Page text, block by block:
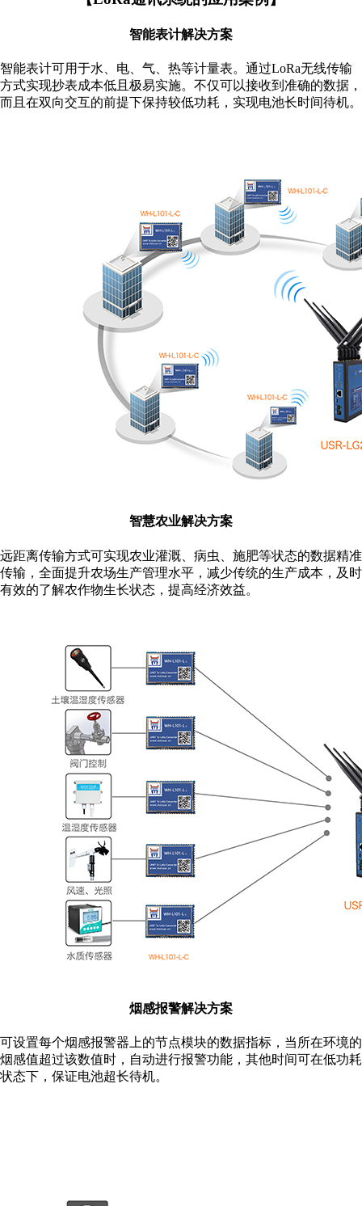
智能表计解决方案
智能表计可用于水、电、气、热等计量表。通过LoRa无线传输
方式实现抄表成本低且极易实施。不仅可以接收到准确的数据，
而且在双向交互的前提下保持较低功耗，实现电池长时间待机。
智慧农业解决方案
远距离传输方式可实现农业灌溉、病虫、施肥等状态的数据精准
传输，全面提升农场生产管理水平，减少传统的生产成本，及时
有效的了解农作物生长状态，提高经济效益。
烟感报警解决方案
可设置每个烟感报警器上的节点模块的数据指标，当所在环境的
烟感值超过该数值时，自动进行报警功能，其他时间可在低功耗
状态下，保证电池超长待机。